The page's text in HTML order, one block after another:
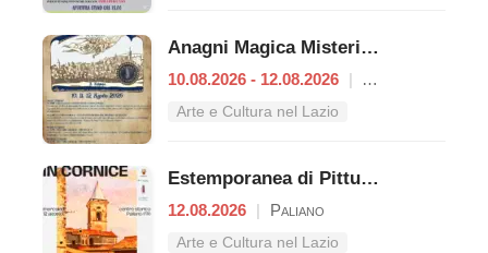
Anagni Magica Misteriosa
10.08.2026 - 12.08.2026 |
Arte e Cultura nel Lazio
Estemporanea di Pittura – Premio "Giacomo Lisia"
12.08.2026 | Paliano
Arte e Cultura nel Lazio